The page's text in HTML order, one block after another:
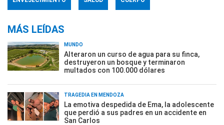
MÁS LEÍDAS
MUNDO
Alteraron un curso de agua para su finca,
destruyeron un bosque y terminaron
multados con 100.000 dólares
TRAGEDIA EN MENDOZA
La emotiva despedida de Ema, la adolescente
que perdió a sus padres en un accidente en
San Carlos